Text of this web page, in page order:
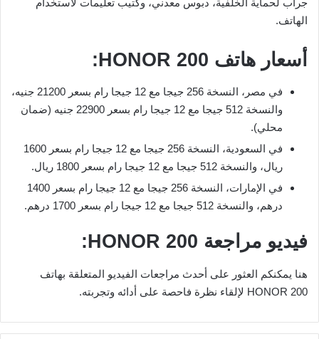
الهاتف.
أسعار هاتف HONOR 200:
في مصر، النسخة 256 جيجا مع 12 جيجا رام بسعر 21200 جنيه،
والنسخة 512 جيجا مع 12 جيجا رام بسعر 22900 جنيه (ضمان
محلي).
في السعودية، النسخة 256 جيجا مع 12 جيجا رام بسعر 1600
ريال، والنسخة 512 جيجا مع 12 جيجا رام بسعر 1800 ريال.
في الإمارات، النسخة 256 جيجا مع 12 جيجا رام بسعر 1400
درهم، والنسخة 512 جيجا مع 12 جيجا رام بسعر 1700 درهم.
فيديو مراجعة HONOR 200:
هنا يمكنكم العثور على أحدث مراجعات الفيديو المتعلقة بهاتف
HONOR 200 لإلقاء نظرة فاحصة على أدائه وتجربته.